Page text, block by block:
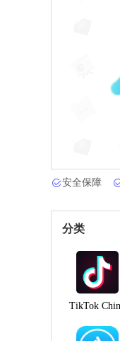
安全保障
分类
TikTok